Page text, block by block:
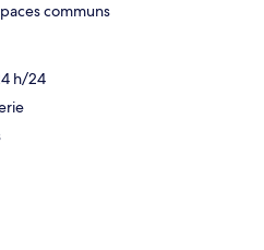
communs
h/24